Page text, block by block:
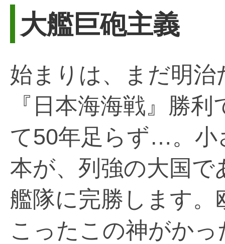
大艦巨砲主義
始まりは、まだ明
『日本海海戦』勝
て50年足らず…。小
本が、列強の大国
艦隊に完勝します
こったこの神がか